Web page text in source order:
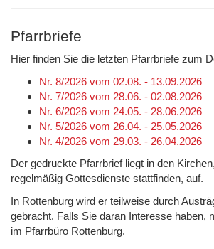
Pfarrbriefe
Hier finden Sie die letzten Pfarrbriefe zum
Nr. 8/2026 vom 02.08. - 13.09.2026
Nr. 7/2026 vom 28.06. - 02.08.2026
Nr. 6/2026 vom 24.05. - 28.06.2026
Nr. 5/2026 vom 26.04. - 25.05.2026
Nr. 4/2026 vom 29.03. - 26.04.2026
Der gedruckte Pfarrbrief liegt in den
regelmäßig Gottesdienste stattfinden, auf.
In Rottenburg wird er teilweise durch
gebracht. Falls Sie daran Interesse haben,
im Pfarrbüro Rottenburg.